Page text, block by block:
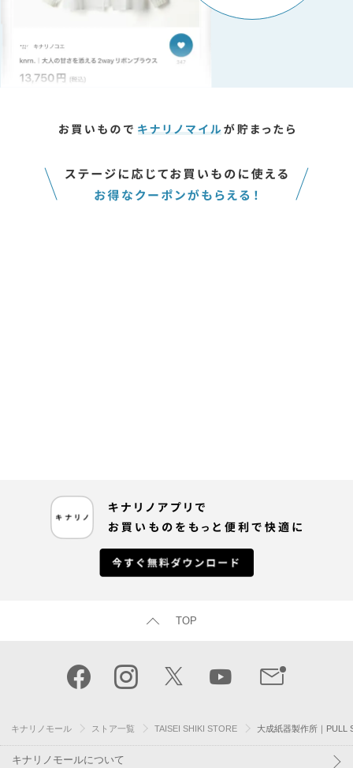
TOP
キナリノモール ストア一覧 TAISEI SHIKI STORE 大成紙器製作所｜PULL
キナリノモールについて